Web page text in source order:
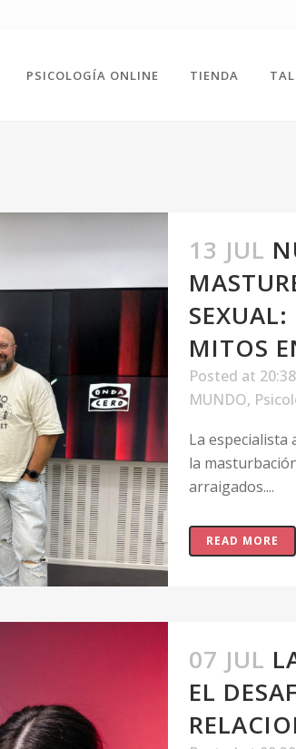
PSICOLOGÍA ONLINE TIENDA
13 JUL
MITOS
Posted at
MUNDO,
La especialista
la
arraigados....
READ MORE
07 JUL
EL